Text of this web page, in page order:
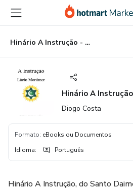
para
conteúdo
principal
para
pagamento
para
rodapé
Hinário A Instrução - Lúcio Mortimer
Hinário A
Diogo Costa
Formato: eBooks ou Documentos
Idioma: Português
Hinário A Instrução, do Santo